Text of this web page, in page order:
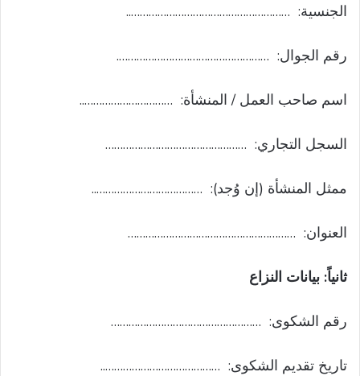
الجنسية: ………………………………………………..
رقم الجوال: …………………………………………….
اسم صاحب العمل / المنشأة: …………………………..
السجل التجاري: …………………………………………
ممثل المنشأة (إن وُجد): ………………………………..
العنوان: …………………………………………………
ثانياً: بيانات النزاع
رقم الشكوى: ……………………………………………
تاريخ تقديم الشكوى: …………………………………..